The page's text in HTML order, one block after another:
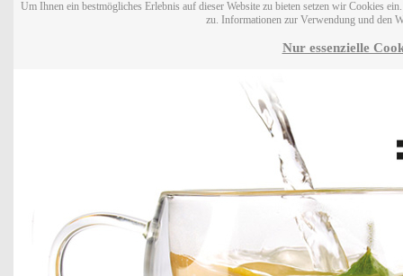
Um Ihnen ein bestmögliches Erlebnis auf dieser Website zu bieten setzen wir Cookies
zu. Informationen zur Verwendung und den
Nur essenzielle